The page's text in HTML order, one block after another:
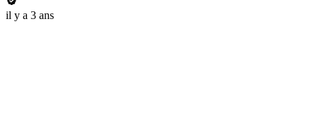
il y a 3 ans